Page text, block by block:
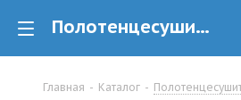
Полотенцесушитель Terminus Аврора П16 500х800 купить в минске
Главная - Каталог -